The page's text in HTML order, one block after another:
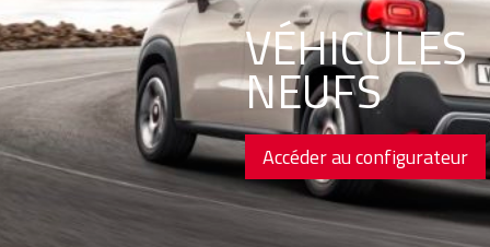
VÉHICULES
NEUFS
Accéder au configurateur